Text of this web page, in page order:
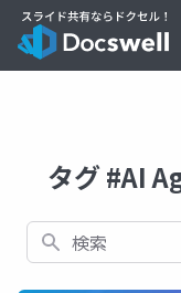
タグ #AI
検索